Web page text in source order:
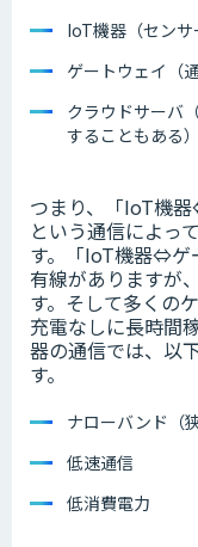
IoT機器（センサ
ゲートウェイ（
クラウドサーバ
することもある）
つまり、「IoT機
という通信によっ
す。「IoT機器⇔ゲ
有線がありますが
す。そして多くの
充電なしに長時間
器の通信では、以
す。
ナローバンド（狭
低速通信
低消費電力